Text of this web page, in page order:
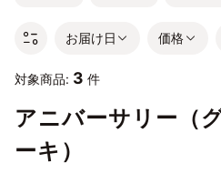
お届け日 価格
対象商品: 3 件
アニバーサリー（
ーキ）